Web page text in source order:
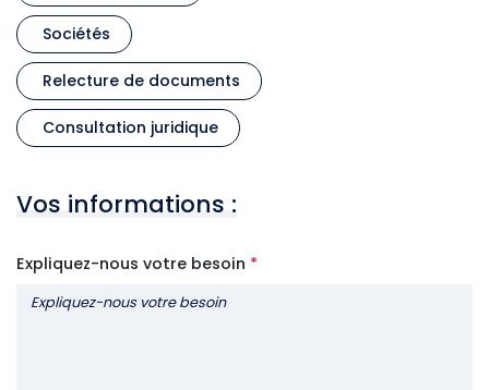
Sociétés
Relecture de documents
Consultation juridique
Vos informations :
Expliquez-nous votre besoin